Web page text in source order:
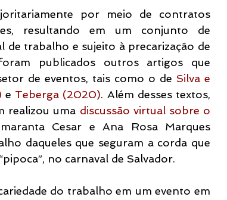
por meio de contratos
resultando em um conjunto de
trabalho e sujeito à precarização de
publicados outros artigos que
de eventos, tais como o de Silva e
e Teberga (2020). Além desses textos,
realizou uma discussão virtual sobre o
Cesar e Ana Rosa Marques
daqueles que seguram a corda que
no carnaval de Salvador.
do trabalho em um evento em